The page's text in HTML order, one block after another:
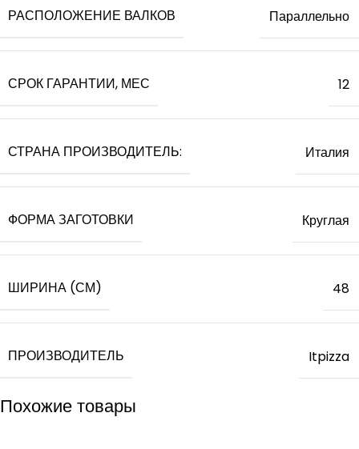
РАСПОЛОЖЕНИЕ ВАЛКОВ Параллельно
СРОК ГАРАНТИИ, МЕС 12
СТРАНА ПРОИЗВОДИТЕЛЬ: Италия
ФОРМА ЗАГОТОВКИ Круглая
ШИРИНА (СМ) 48
ПРОИЗВОДИТЕЛЬ Itpizza
Похожие товары